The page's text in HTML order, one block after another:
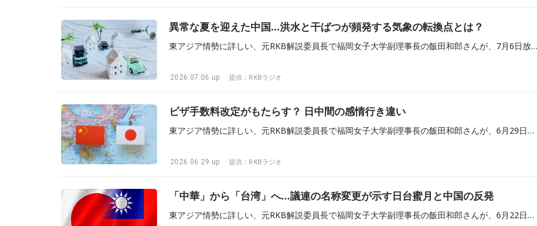
異常な夏を迎えた中国…洪水と干ばつが頻発する気象の転換点とは？
東アジア情勢に詳しい、元RKB解説委員長で福岡女子大学副理事長の飯田和郎さんが、7月6日放送のRKBラジオ『田畑竜介 Grooooow Up』に出演し、台湾や中国など東アジアの異常気象の現状と、各国の防災への向き合い方についてコメントしました。
2026.07.06 up 提供：RKBラジオ
ビザ手数料改定がもたらす？ 日中間の感情行き違い
東アジア情勢に詳しい、元RKB解説委員長で福岡女子大学副理事長の飯田和郎さんが、6月29日放送のRKBラジオ『田畑竜介 Grooooow Up』に出演しました。今回は、7月1日からのビザ発給手数料の値上げを切り口に、日中間の感情のすれ違いや、日本の外国人政策が中国に与える影響についてコメントしました。
2026.06.29 up 提供：RKBラジオ
「中華」から「台湾」へ…議連の名称変更が示す日台蜜月と中国の反発
東アジア情勢に詳しい、元RKB解説委員長で福岡女子大学副理事長の飯田和郎さんが、6月22日放送のRKBラジオ『田畑竜介 Grooooow Up』に出演しました。国交のない台湾との友好関係を重視する日本の超党派議員連盟が「日華議員懇談会」から「日本台湾友好議員連盟」へ名称を変更した意味と、それが日中関係に与える影響について解説しました。